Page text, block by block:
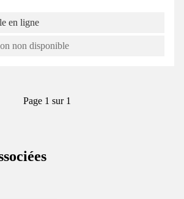
en ligne
non disponible
Page 1 sur 1